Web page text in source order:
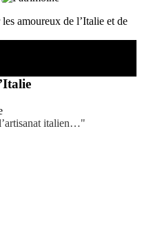
amoureux de l’Italie et de
italien…"